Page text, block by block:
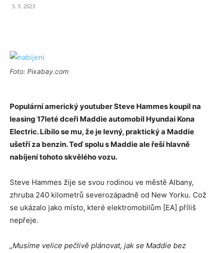
3. 3. 2023
Foto: Pixabay.com
Populární americký youtuber Steve Hammes koupil na
leasing 17leté dceři Maddie automobil Hyundai Kona
Electric. Líbilo se mu, že je levný, praktický a Maddie
ušetří za benzin. Teď spolu s Maddie ale řeší hlavně
nabíjení tohoto skvělého vozu.
Steve Hammes žije se svou rodinou ve městě Albany,
zhruba 240 kilometrů severozápadně od New Yorku. Což
se ukázalo jako místo, které elektromobilům [EA] příliš
nepřeje.
„Musíme velice pečlivě plánovat, jak se Maddie bez